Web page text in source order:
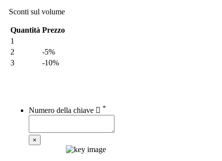
Sconti sul volume
Quantità Prezzo
1
2
-5%
3
-10%
Numero della chiave *
×